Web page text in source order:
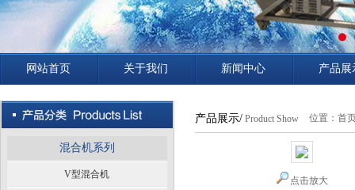
网站首页 关于我们 新闻中心 产品展
混合机系列
V型混合机
产品展示/ Product Show 位置： 首
点击放大